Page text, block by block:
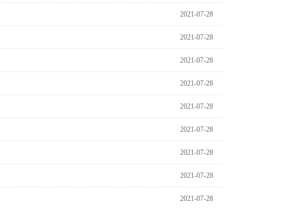
2021-07-28
2021-07-28
2021-07-28
2021-07-28
2021-07-28
2021-07-28
2021-07-28
2021-07-28
2021-07-28